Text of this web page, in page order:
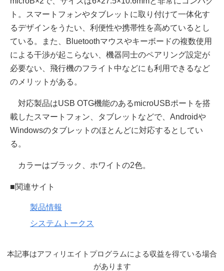
ト。スマートフォンやタブレットに取り付けて一体化す
るデザインをうたい、利便性や携帯性を高めているとし
ている。また、Bluetoothマウスやキーボードの複数使用
による干渉が起こらない、機器同士のペアリング設定が
必要ない、飛行機のフライト中などにも利用できるなど
のメリットがある。
対応製品はUSB OTG機能のあるmicroUSBポートを搭
載したスマートフォン、タブレットなどで、Androidや
Windowsのタブレットのほとんどに対応するとしてい
る。
カラーはブラック、ホワイトの2色。
■関連サイト
製品情報
システムトークス
本記事はアフィリエイトプログラムによる収益を得ている場合
があります